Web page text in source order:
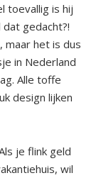
toevallig is hij
gedacht?!
maar het is dus
in Nederland
Alle toffe
design lijken
je flink geld
wil